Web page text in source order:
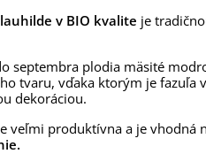
v BIO kvalite je
septembra plodia mäsité
tvaru, vďaka ktorým je fazuľa
dekoráciou.
veľmi produktívna a je vhodná